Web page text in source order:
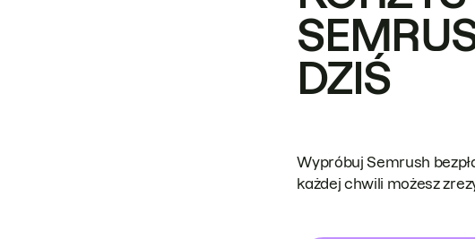
DZIŚ
Wypróbuj Semrush
każdej chwili możesz